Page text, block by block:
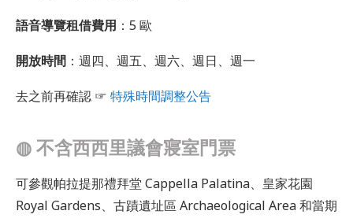
語音導覽租借費用 ：5 歐
開放時間 ：週四、週五、週六、週日、週一
去之前再確認 ☞ 特殊時間調整公告
◍不含西西里議會寢室門票
可參觀帕拉提那禮拜堂 Cappella Palatina、皇家花園
Royal Gardens、古蹟遺址區 Archaeological Area 和當期